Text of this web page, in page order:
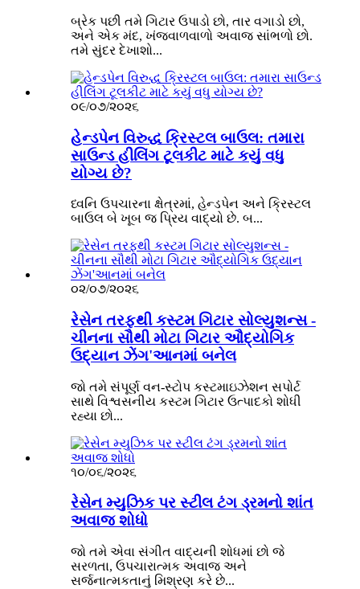
બ્રેક પછી તમે ગિટાર ઉપાડો છો, તાર વગાડો છો,
અને એક મંદ, ખંજવાળવાળો અવાજ સાંભળો છો.
તમે સુંદર દેખાશો...
૦૯/૦૭/૨૦૨૬
હેન્ડપેન વિરુદ્ધ ક્રિસ્ટલ બાઉલ: તમારા
સાઉન્ડ હીલિંગ ટૂલકીટ માટે કયું વધુ
યોગ્ય છે?
ધ્વનિ ઉપચારના ક્ષેત્રમાં, હેન્ડપેન અને ક્રિસ્ટલ
બાઉલ બે ખૂબ જ પ્રિય વાદ્યો છે. બ...
૦૨/૦૭/૨૦૨૬
રેસેન તરફથી કસ્ટમ ગિટાર સોલ્યુશન્સ -
ચીનના સૌથી મોટા ગિટાર ઔદ્યોગિક
ઉદ્યાન ઝેંગ'આનમાં બનેલ
જો તમે સંપૂર્ણ વન-સ્ટોપ કસ્ટમાઇઝેશન સપોર્ટ
સાથે વિશ્વસનીય કસ્ટમ ગિટાર ઉત્પાદકો શોધી
રહ્યા છો...
૧૦/૦૬/૨૦૨૬
રેસેન મ્યુઝિક પર સ્ટીલ ટંગ ડ્રમનો શાંત
અવાજ શોધો
જો તમે એવા સંગીત વાદ્યની શોધમાં છો જે
સરળતા, ઉપચારાત્મક અવાજ અને
સર્જનાત્મકતાનું મિશ્રણ કરે છે...